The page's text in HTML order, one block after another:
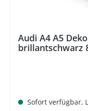
Audi A4 A5
brillantschwarz
Sofort verfügbar,